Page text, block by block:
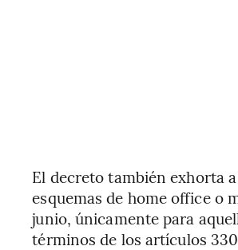
El decreto también exhorta
esquemas de home office o
junio, únicamente para
términos de los artículos